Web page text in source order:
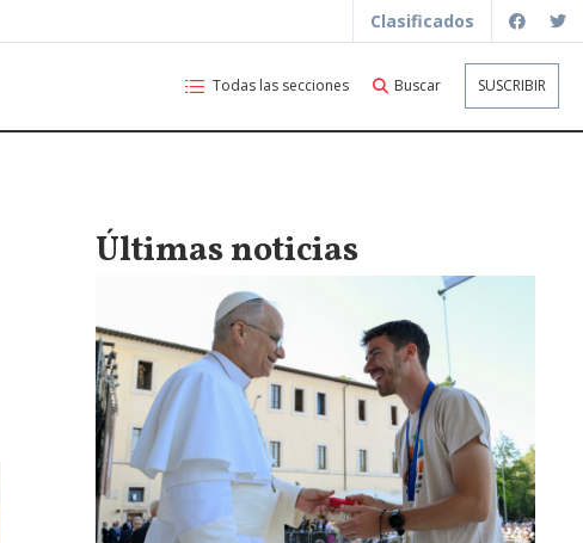
Clasificados
Todas las secciones Buscar SUSCRIBIR
Últimas noticias